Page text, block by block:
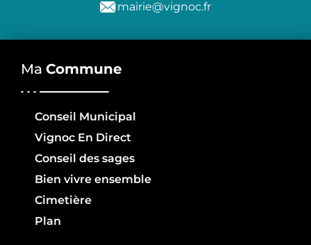
mairie@vignoc.fr
Ma Commune
Conseil Municipal
Vignoc En Direct
Conseil des sages
Bien vivre ensemble
Cimetière
Plan